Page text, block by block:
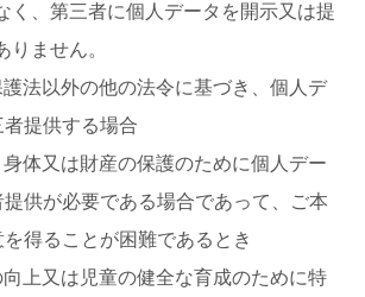
く、第三者に個人データを開示又は提
りません。
護法以外の他の法令に基づき、個人デ
提供する場合
身体又は財産の保護のために個人デー
提供が必要である場合であって、ご本
を得ることが困難であるとき
向上又は児童の健全な育成のために特